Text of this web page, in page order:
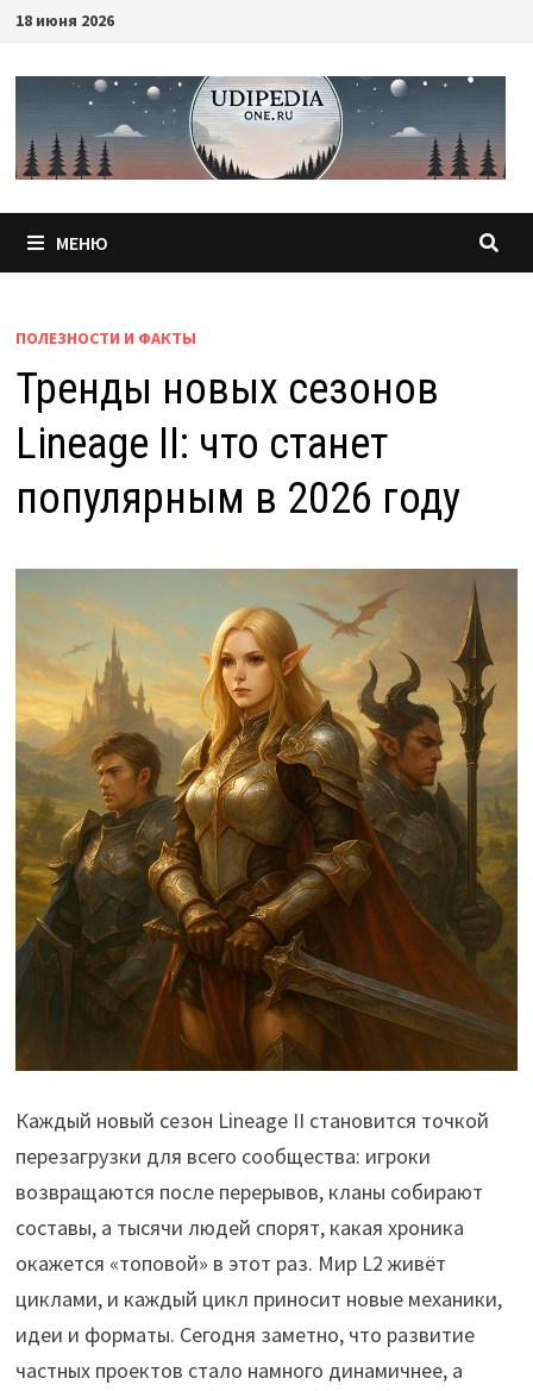
Перейти
содержимому
18 июня 2026
МЕНЮ
ПОЛЕЗНОСТИ И ФАКТЫ
Тренды новых сезонов
Lineage II: что станет
популярным в 2026 году
Каждый новый сезон Lineage II становится точкой
перезагрузки для всего сообщества: игроки
возвращаются после перерывов, кланы собирают
составы, а тысячи людей спорят, какая хроника
окажется «топовой» в этот раз. Мир L2 живёт
циклами, и каждый цикл приносит новые механики,
идеи и форматы. Сегодня заметно, что развитие
частных проектов стало намного динамичнее, а